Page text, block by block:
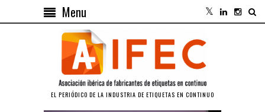
Menu
EL PERIÓDICO DE LA INDUSTRIA DE ETIQUETAS EN CONTINUO